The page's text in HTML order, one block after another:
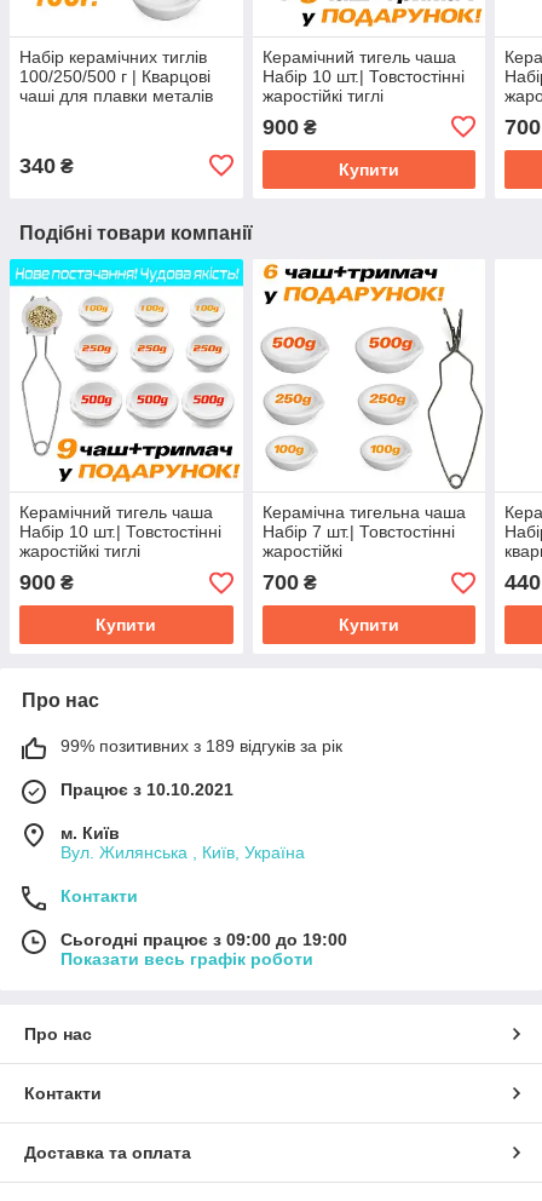
Набір керамічних тиглів
100/250/500 г | Кварцові
чаші для плавки металів
340 ₴
Керамічний тигель чаша
Набір 10 шт.| Товстостінні
жаростійкі тиглі
900₴
Купити
700
Подібні товари компанії
Керамічний тигель чаша
Набір 10 шт.| Товстостінні
жаростійкі тиглі
900 ₴
Купити
Керамічна тигельна чаша
Набір 7 шт.| Товстостінні
жаростійкі
700₴
Купити
440
Про нас
99% позитивних з 189 відгуків за рік
Працює з 10.10.2021
м. Київ
Вул. Жилянська , Київ, Україна
Контакти
Сьогодні працює з 09:00 до 19:00
Показати весь графік роботи
Про нас
Контакти
Доставка та оплата